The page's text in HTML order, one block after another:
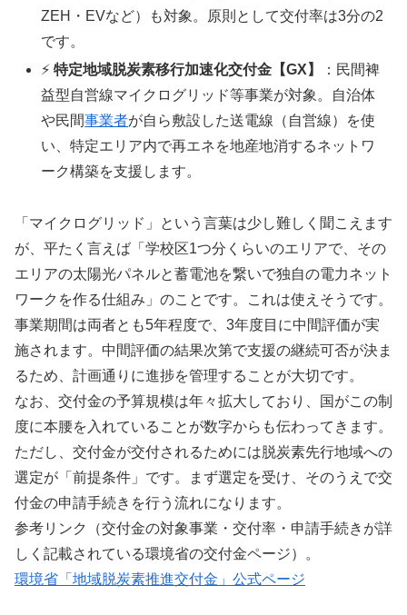
ZEH・EVなど）も対象。原則として交付率は3分の2
です。
⚡特定地域脱炭素移行加速化交付金【GX】
：民間裨
益型自営線マイクログリッド等事業が対象。自治体
や民間事業者が自ら敷設した送電線（自営線）を使
い、特定エリア内で再エネを地産地消するネットワ
ーク構築を支援します。
「マイクログリッド」という言葉は少し難しく聞こえます
が、平たく言えば「学校区1つ分くらいのエリアで、その
エリアの太陽光パネルと蓄電池を繋いで独自の電力ネット
ワークを作る仕組み」のことです。これは使えそうです。
事業期間は両者とも5年程度で、3年度目に中間評価が実
施されます。中間評価の結果次第で支援の継続可否が決ま
るため、計画通りに進捗を管理することが大切です。
なお、交付金の予算規模は年々拡大しており、国がこの制
度に本腰を入れていることが数字からも伝わってきます。
ただし、交付金が交付されるためには脱炭素先行地域への
選定が「前提条件」です。まず選定を受け、そのうえで交
付金の申請手続きを行う流れになります。
参考リンク（交付金の対象事業・交付率・申請手続きが詳
しく記載されている環境省の交付金ページ）。
環境省「地域脱炭素推進交付金」公式ページ